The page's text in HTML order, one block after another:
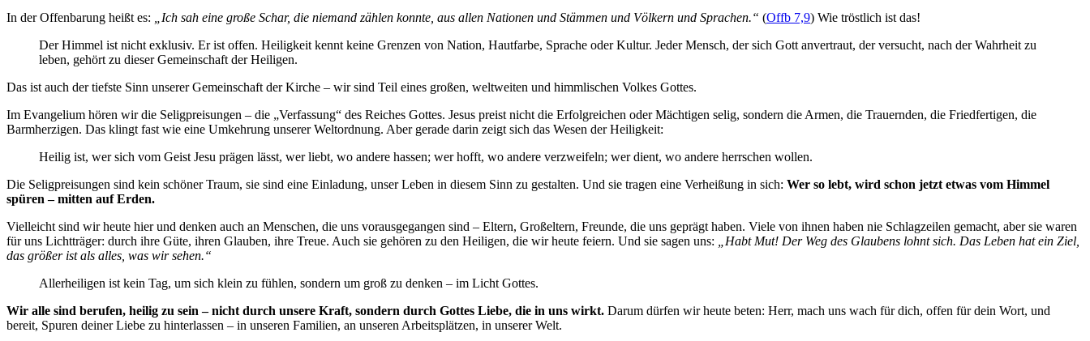
In der Offenbarung heißt es:
„Ich sah eine große Schar, die niemand zählen konnte, aus allen Nationen und Stämmen und Völkern und Sprachen.“ (Offb 7,9) Wie tröstlich ist das!
Der Himmel ist nicht exklusiv. Er ist offen. Heiligkeit kennt keine Grenzen von Nation, Hautfarbe, Sprache oder Kultur. Jeder Mensch, der sich Gott anvertraut, der versucht, nach der Wahrheit zu
leben, gehört zu dieser Gemeinschaft der Heiligen.
Das ist auch der tiefste Sinn unserer Gemeinschaft der Kirche – wir sind Teil eines großen, weltweiten und himmlischen Volkes Gottes.
Im Evangelium hören wir die Seligpreisungen – die „Verfassung“ des Reiches Gottes. Jesus preist nicht die Erfolgreichen oder Mächtigen selig, sondern die Armen, die Trauernden, die Friedfertigen, die
Barmherzigen. Das klingt fast wie eine Umkehrung unserer Weltordnung. Aber gerade darin zeigt sich das Wesen der Heiligkeit:
Heilig ist, wer sich vom Geist Jesu prägen lässt, wer liebt, wo andere hassen; wer hofft, wo andere verzweifeln; wer dient, wo andere herrschen wollen.
Die Seligpreisungen sind kein schöner Traum, sie sind eine Einladung, unser Leben in diesem Sinn zu gestalten. Und sie tragen eine Verheißung in sich: Wer so lebt, wird schon jetzt etwas vom Himmel
spüren – mitten auf Erden.
Vielleicht sind wir heute hier und denken auch an Menschen, die uns vorausgegangen sind – Eltern, Großeltern, Freunde, die uns geprägt haben. Viele von ihnen haben nie Schlagzeilen gemacht, aber sie waren
für uns Lichtträger: durch ihre Güte, ihren Glauben, ihre Treue. Auch sie gehören zu den Heiligen, die wir heute feiern. Und sie sagen uns:
„Habt Mut! Der Weg des Glaubens lohnt sich. Das Leben hat ein Ziel,
das größer ist als alles, was wir sehen.“
Allerheiligen ist kein Tag, um sich klein zu fühlen, sondern um groß zu denken – im Licht Gottes.
Wir alle sind berufen, heilig zu sein – nicht durch unsere Kraft, sondern durch Gottes Liebe, die in uns wirkt. Darum dürfen wir heute beten: Herr, mach uns wach für dich, offen für dein Wort, und
bereit, Spuren deiner Liebe zu hinterlassen – in unseren Familien, an unseren Arbeitsplätzen, in unserer Welt.